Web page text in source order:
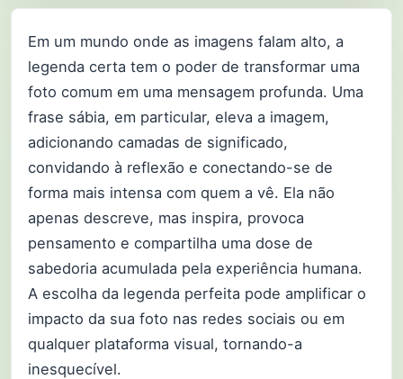
Em um mundo onde as imagens falam alto, a
legenda certa tem o poder de transformar uma
foto comum em uma mensagem profunda. Uma
frase sábia, em particular, eleva a imagem,
adicionando camadas de significado,
convidando à reflexão e conectando-se de
forma mais intensa com quem a vê. Ela não
apenas descreve, mas inspira, provoca
pensamento e compartilha uma dose de
sabedoria acumulada pela experiência humana.
A escolha da legenda perfeita pode amplificar o
impacto da sua foto nas redes sociais ou em
qualquer plataforma visual, tornando-a
inesquecível.